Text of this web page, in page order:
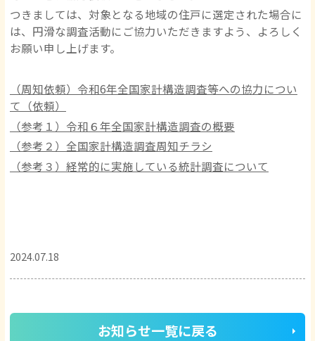
つきましては、対象となる地域の住戸に選定された場合に
は、円滑な調査活動にご協力いただきますよう、よろしく
お願い申し上げます。
（周知依頼）令和6年全国家計構造調査等への協力につい
て（依頼）
（参考１）令和６年全国家計構造調査の概要
（参考２）全国家計構造調査周知チラシ
（参考３）経常的に実施している統計調査について
2024.07.18
お知らせ一覧に戻る